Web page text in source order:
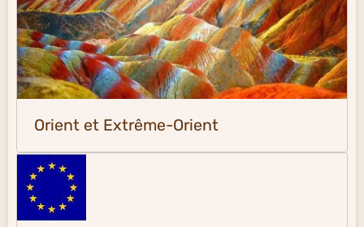
Orient et Extrême-Orient